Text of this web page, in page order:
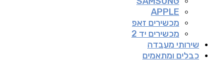
APPLE
מכשירים זאפ
מכשירים יד 2
שירותי מעבדה
כבלים ומתאמים